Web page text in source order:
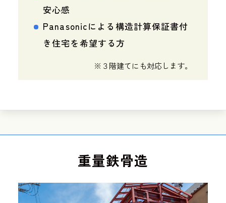
安心感
Panasonicによる構造計算保証書付
き住宅を希望する方
※３階建てにも対応します。
重量鉄骨造